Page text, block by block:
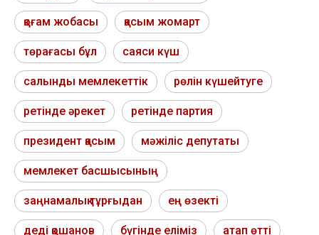
қоғам жобасы қасым жомарт
төрағасы бұл саяси күш
салынды мемлекеттік рөлін күшейтуге
ретінде әрекет ретінде партия
президент қасым мәжіліс депутаты
мемлекет басшысының
заңнамалық тұрғыдан ең өзекті
деді қошанов бүгінде еліміз атап өтті